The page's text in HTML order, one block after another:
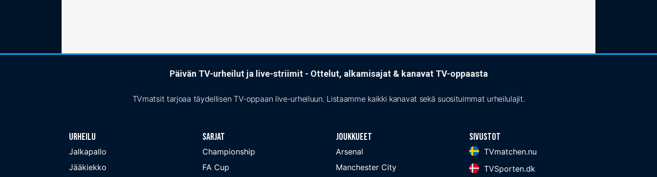
Päivän TV-urheilut ja live-striimit - Ottelut, alkamisajat & kanavat TV-oppaasta
TVmatsit tarjoaa täydellisen TV-oppaan live-urheiluun. Listaamme kaikki kanavat sekä suosituimmat urheilulajit.
Urheilu
Jalkapallo
Jääkiekko
Sarjat
Championship
FA Cup
Joukkueet
Arsenal
Manchester City
Sivustot
TVmatchen.nu
TVSporten.dk